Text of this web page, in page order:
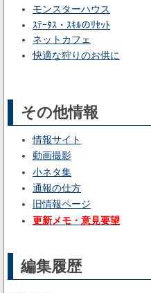
モンスターハウス
ｽﾃｰﾀｽ・ｽｷﾙのﾘｾｯﾄ
ネットカフェ
快適な狩りのお供に
その他情報
情報サイト
動画撮影
小ネタ集
通報の仕方
旧情報ページ
更新メモ・意見要望
編集履歴